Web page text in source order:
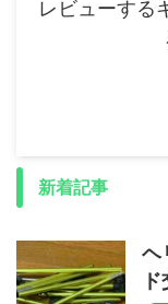
レビューする
新着記事
ヘ